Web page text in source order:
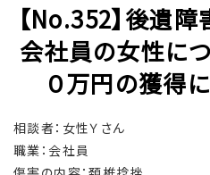
【No.352】後遺
会社員の女性につ
０万円の獲得
相談者：女性Ｙさん
職業：会社員